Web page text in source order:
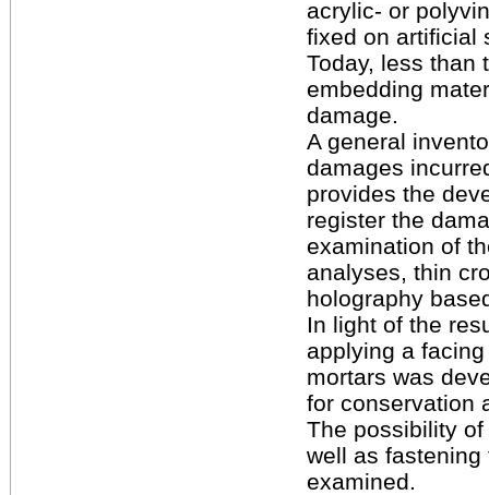
acrylic- or
fixed on artificial
Today, less than
embedding
damage.
A general
damages
provides the
register the
examination of
analyses, thin
holography
In light of the
applying a
mortars was
for conservation
The possibility
well as
examined.